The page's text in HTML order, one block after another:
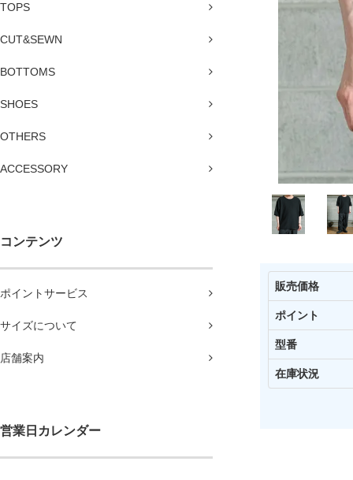
TOPS
CUT&SEWN
BOTTOMS
SHOES
OTHERS
ACCESSORY
コンテンツ
ポイントサービス
サイズについて
店舗案内
営業日カレンダー
販売価格
ポイント
型番
在庫状況